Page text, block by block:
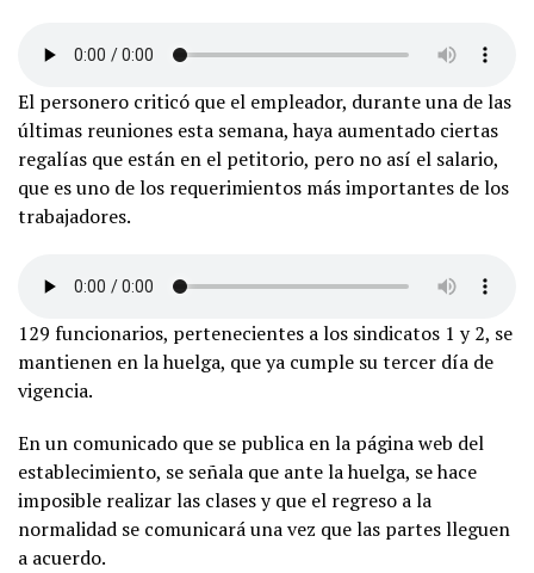
El personero criticó que el empleador, durante una de las
últimas reuniones esta semana, haya aumentado ciertas
regalías que están en el petitorio, pero no así el salario,
que es uno de los requerimientos más importantes de los
trabajadores.
129 funcionarios, pertenecientes a los sindicatos 1 y 2, se
mantienen en la huelga, que ya cumple su tercer día de
vigencia.
En un comunicado que se publica en la página web del
establecimiento, se señala que ante la huelga, se hace
imposible realizar las clases y que el regreso a la
normalidad se comunicará una vez que las partes lleguen
a acuerdo.